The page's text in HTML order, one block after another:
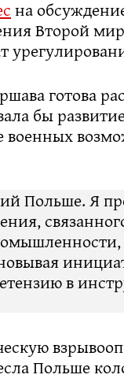
на
Второй
готова
бы
Польше. Я
в
Польше